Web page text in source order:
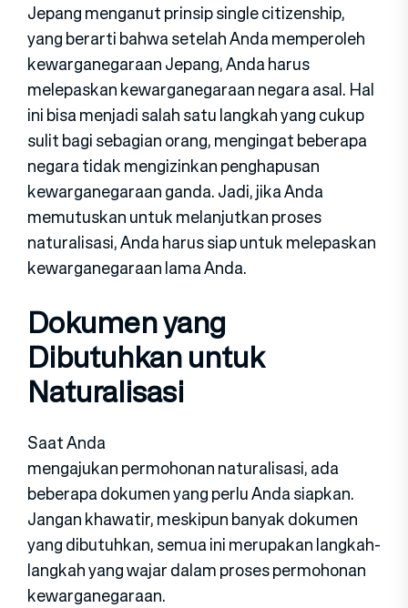
Jepang menganut prinsip single citizenship,
yang berarti bahwa setelah Anda memperoleh
kewarganegaraan Jepang, Anda harus
melepaskan kewarganegaraan negara asal. Hal
ini bisa menjadi salah satu langkah yang cukup
sulit bagi sebagian orang, mengingat beberapa
negara tidak mengizinkan penghapusan
kewarganegaraan ganda. Jadi, jika Anda
memutuskan untuk melanjutkan proses
naturalisasi, Anda harus siap untuk melepaskan
kewarganegaraan lama Anda.
Dokumen yang
Dibutuhkan untuk
Naturalisasi
Saat Anda
mengajukan permohonan naturalisasi, ada
beberapa dokumen yang perlu Anda siapkan.
Jangan khawatir, meskipun banyak dokumen
yang dibutuhkan, semua ini merupakan langkah-
langkah yang wajar dalam proses permohonan
kewarganegaraan.